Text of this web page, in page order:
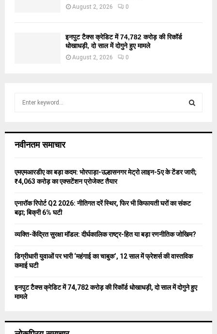
August 2, 2026 0
इनपुट टैक्स क्रेडिट में 74,782 करोड़ की रिकॉर्ड
धोखाधड़ी, दो साल में दोगुने हुए मामले
August 2, 2026 0
h
o
r
C
नवीनतम समाचार
एमएमआरडीए का बड़ा कदम: भोरपाड़ा-उल्हासनगर मेट्रो लाइन-5ए के टेंडर जारी;
₹4,063 करोड़ का एक्सटेंशन प्रोजेक्ट तैयार
एनारॉक रिपोर्ट Q2 2026: नीतिगत दरें स्थिर, फिर भी किफायती घरों का संकट
बढ़ा; बिक्री 6% घटी
व्यक्ति-केंद्रित सुरक्षा मॉडल: दीर्घकालिक राष्ट्र-हित या बड़ा रणनीतिक जोखिम?
डिग्रीधारी युवाओं पर भारी ‘महंगाई का चाबुक’, 12 साल में फ्रेशर्स की वास्तविक
कमाई घटी
इनपुट टैक्स क्रेडिट में 74,782 करोड़ की रिकॉर्ड धोखाधड़ी, दो साल में दोगुने हुए
मामले